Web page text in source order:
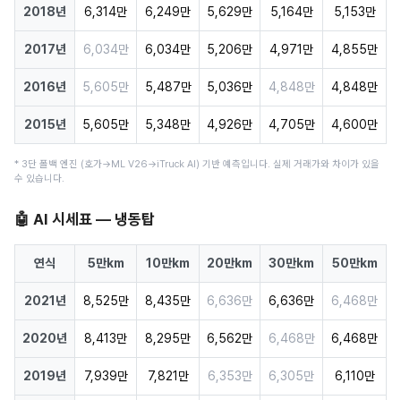
2018년 6,314만 6,249만 5,629만 5,164만 5,153만
2017년 6,034만 6,034만 5,206만 4,971만 4,855만
2016년 5,605만 5,487만 5,036만 4,848만 4,848만
2015년 5,605만 5,348만 4,926만 4,705만 4,600만
* 3단 폴백 엔진 (호가→ML V26→iTruck AI) 기반 예측입니다. 실제 거래가와 차이가 있을
수 있습니다.
🤖 AI 시세표 — 냉동탑
연식 5만km 10만km 20만km 30만km 50만km
2021년 8,525만 8,435만 6,636만 6,636만 6,468만
2020년 8,413만 8,295만 6,562만 6,468만 6,468만
2019년 7,939만 7,821만 6,353만 6,305만 6,110만